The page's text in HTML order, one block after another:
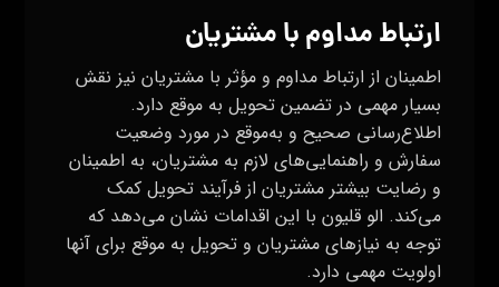
ارتباط مداوم با مشتریان
اطمینان از ارتباط مداوم و مؤثر با مشتریان نیز نقش
بسیار مهمی در تضمین تحویل به موقع دارد.
اطلاع‌رسانی صحیح و به‌موقع در مورد وضعیت
سفارش و راهنمایی‌های لازم به مشتریان، به اطمینان
و رضایت بیشتر مشتریان از فرآیند تحویل کمک
می‌کند. الو قلیون با این اقدامات نشان می‌دهد که
توجه به نیازهای مشتریان و تحویل به موقع برای آنها
اولویت مهمی دارد.